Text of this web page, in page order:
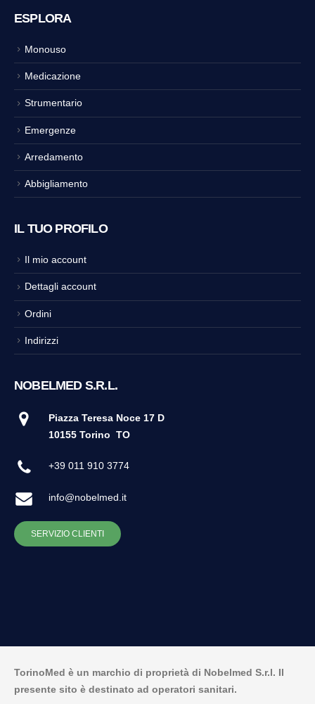
ESPLORA
Monouso
Medicazione
Strumentario
Emergenze
Arredamento
Abbigliamento
IL TUO PROFILO
Il mio account
Dettagli account
Ordini
Indirizzi
NOBELMED S.R.L.
Piazza Teresa Noce 17 D
10155 Torino TO
+39 011 910 3774
info@nobelmed.it
SERVIZIO CLIENTI
TorinoMed è un marchio di proprietà di Nobelmed S.r.l. Il
presente sito è destinato ad operatori sanitari.